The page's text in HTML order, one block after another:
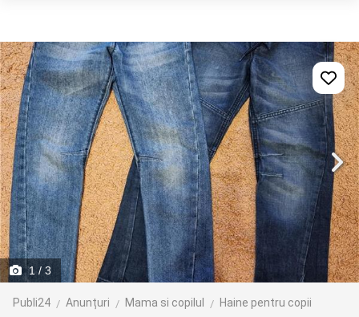
1 / 3
Publi24 Anunțuri Mama si copilul Haine pentru copii